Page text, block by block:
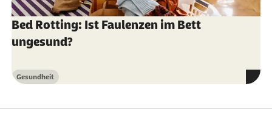
Bed Rotting: Ist Faulenzen im Bett
ungesund?
Kategorie
Gesundheit